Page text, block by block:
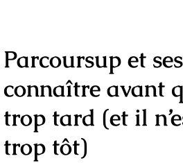
Parcoursup et
connaître avant
trop tard (et il
trop tôt)